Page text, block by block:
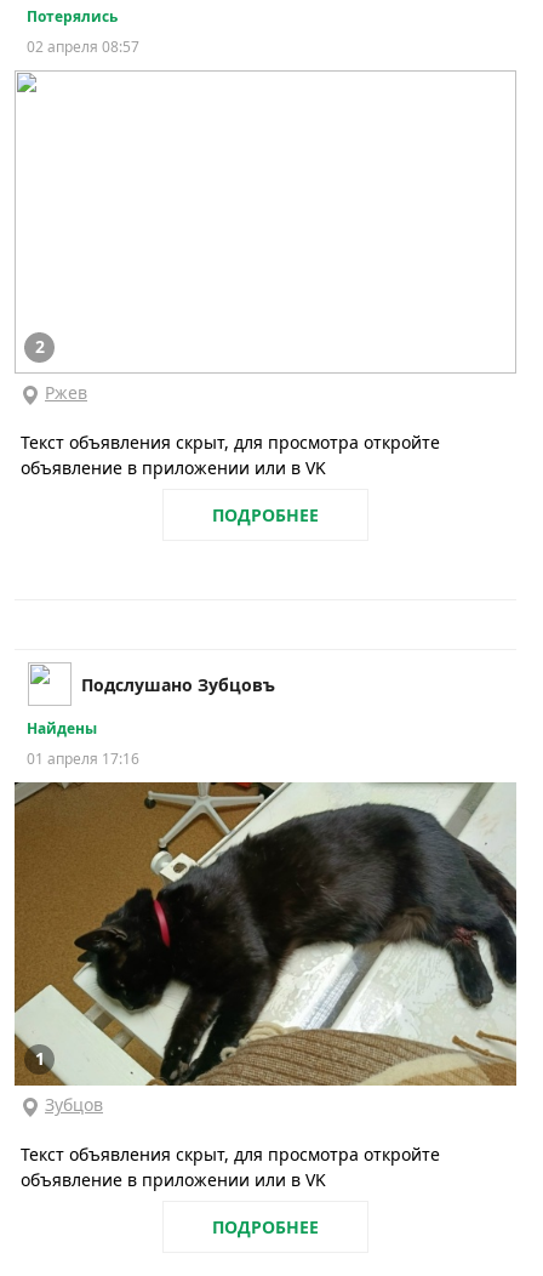
Потерялись
02 апреля 08:57
2
Ржев
Текст объявления скрыт, для просмотра откройте
объявление в приложении или в VK
ПОДРОБНЕЕ
Подслушано Зубцовъ
Найдены
01 апреля 17:16
1
Зубцов
Текст объявления скрыт, для просмотра откройте
объявление в приложении или в VK
ПОДРОБНЕЕ